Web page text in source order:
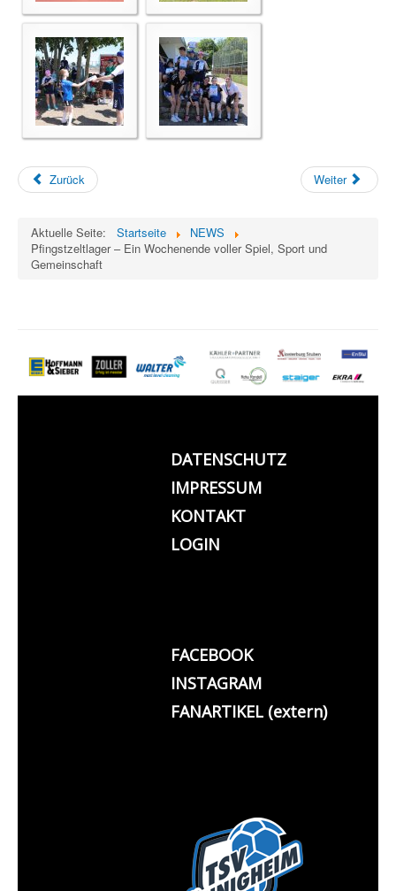
Zurück Weiter
Aktuelle Seite: Startseite
NEWS
Pfingstzeltlager – Ein Wochenende voller Spiel, Sport und
Gemeinschaft
DATENSCHUTZ
IMPRESSUM
KONTAKT
LOGIN
FACEBOOK
INSTAGRAM
FANARTIKEL (extern)